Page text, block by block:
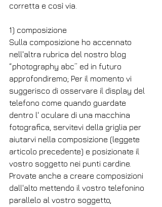
corretta e così via.
1) composizione
Sulla composizione ho accennato
nell'altra rubrica del nostro blog
“photography abc” ed in futuro
approfondiremo; Per il momento vi
suggerisco di osservare il display del
telefono come quando guardate
dentro l' oculare di una macchina
fotografica, servitevi della griglia per
aiutarvi nella composizione (leggete
articolo precedente) e posizionate il
vostro soggetto nei punti cardine.
Provate anche a creare composizioni
dall'alto mettendo il vostro telefonino
parallelo al vostro soggetto,